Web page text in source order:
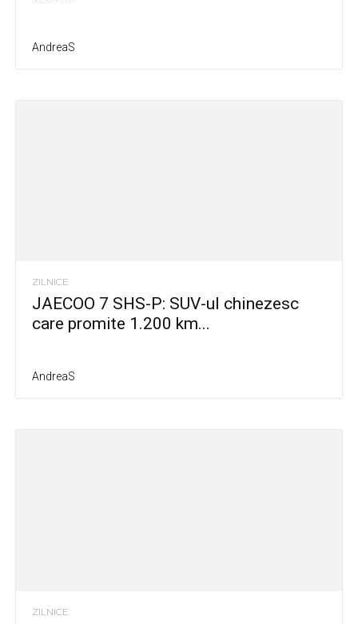
AndreaS
ZILNICE
JAECOO 7 SHS-P: SUV-ul chinezesc
care promite 1.200 km...
AndreaS
ZILNICE